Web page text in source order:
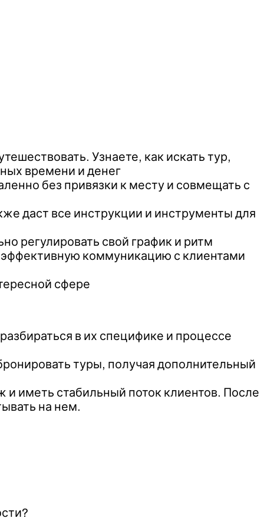
Узнаете, как искать тур,
времени и денег
без привязки к месту и совмещать с
даст все инструкции и инструменты для
регулировать свой график и ритм
коммуникацию с клиентами
сфере
в их специфике и процессе
туры, получая дополнительный
и иметь стабильный поток клиентов. После
на нем.